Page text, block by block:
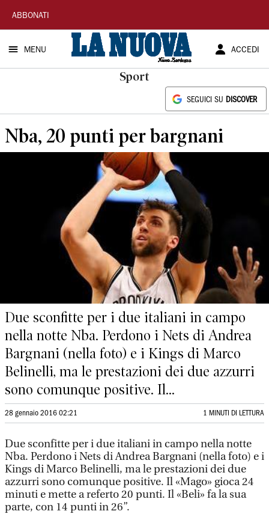
La
Nuova
Sardegna
ABBONATI
MENU ACCEDI
Sport
SEGUICI SU DISCOVER
Nba, 20 punti per bargnani
Due sconfitte per i due italiani in campo
nella notte Nba. Perdono i Nets di Andrea
Bargnani (nella foto) e i Kings di Marco
Belinelli, ma le prestazioni dei due azzurri
sono comunque positive. Il...
28 gennaio 2016 02:21 1 MINUTI DI LETTURA
Due sconfitte per i due italiani in campo nella notte
Nba. Perdono i Nets di Andrea Bargnani (nella foto) e i
Kings di Marco Belinelli, ma le prestazioni dei due
azzurri sono comunque positive. Il «Mago» gioca 24
minuti e mette a referto 20 punti. Il «Beli» fa la sua
parte, con 14 punti in 26”.